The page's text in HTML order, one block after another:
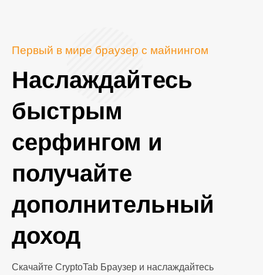
Первый в мире браузер с майнингом
Наслаждайтесь
быстрым
серфингом и
получайте
дополнительный
доход
Скачайте CryptoTab Браузер и наслаждайтесь